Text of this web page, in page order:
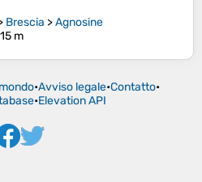
Brescia >Agnosine
m
•Avviso legale•Contatto•
•Elevation API